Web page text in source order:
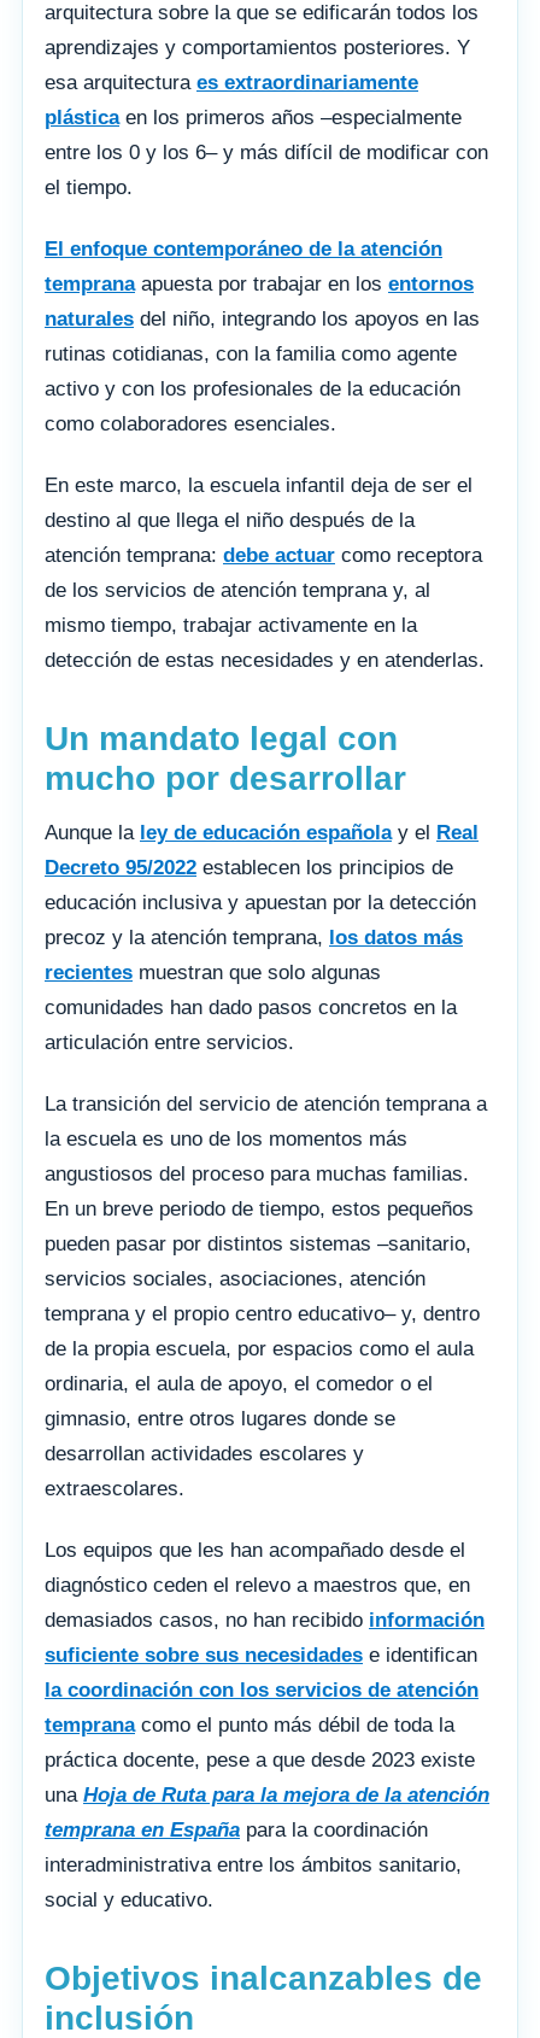
arquitectura sobre la que se edificarán todos los
aprendizajes y comportamientos posteriores. Y
esa arquitectura es extraordinariamente
plásticaen los primeros años –especialmente
entre los 0 y los 6– y más difícil de modificar con
el tiempo.
El enfoque contemporáneo de la atención
tempranaapuesta por trabajar en los entornos
naturales del niño, integrando los apoyos en las
rutinas cotidianas, con la familia como agente
activo y con los profesionales de la educación
como colaboradores esenciales.
En este marco, la escuela infantil deja de ser el
destino al que llega el niño después de la
atención temprana: debe actuar como receptora
de los servicios de atención temprana y, al
mismo tiempo, trabajar activamente en la
detección de estas necesidades y en atenderlas.
Un mandato legal con
mucho por desarrollar
Aunque la ley de educación españolay el Real
Decreto 95/2022 establecen los principios de
educación inclusiva y apuestan por la detección
precoz y la atención temprana, los datos más
recientes muestran que solo algunas
comunidades han dado pasos concretos en la
articulación entre servicios.
La transición del servicio de atención temprana a
la escuela es uno de los momentos más
angustiosos del proceso para muchas familias.
En un breve periodo de tiempo, estos pequeños
pueden pasar por distintos sistemas –sanitario,
servicios sociales, asociaciones, atención
temprana y el propio centro educativo– y, dentro
de la propia escuela, por espacios como el aula
ordinaria, el aula de apoyo, el comedor o el
gimnasio, entre otros lugares donde se
desarrollan actividades escolares y
extraescolares.
Los equipos que les han acompañado desde el
diagnóstico ceden el relevo a maestros que, en
demasiados casos, no han recibido información
suficiente sobre sus necesidades e identifican
la coordinación con los servicios de atención
tempranacomo el punto más débil de toda la
práctica docente, pese a que desde 2023 existe
una Hoja de Ruta para la mejora de la atención
temprana en España para la coordinación
interadministrativa entre los ámbitos sanitario,
social y educativo.
Objetivos inalcanzables de
inclusión